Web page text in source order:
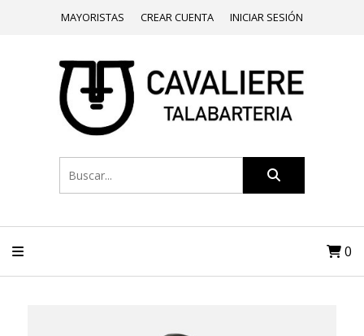
MAYORISTAS CREAR CUENTA INICIAR SESIÓN
0